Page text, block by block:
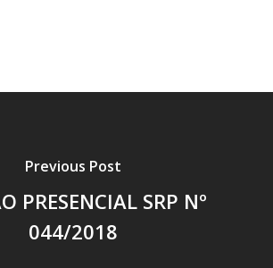
Previous Post
PRESENCIAL SRP Nº
044/2018